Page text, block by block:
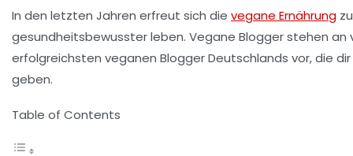
In den letzten Jahren erfreut sich die vegane Ernährung
gesundheitsbewusster leben. Vegane Bloggerstehen an
erfolgreichsten veganen Blogger Deutschlands vor, die
geben.
Table of Contents